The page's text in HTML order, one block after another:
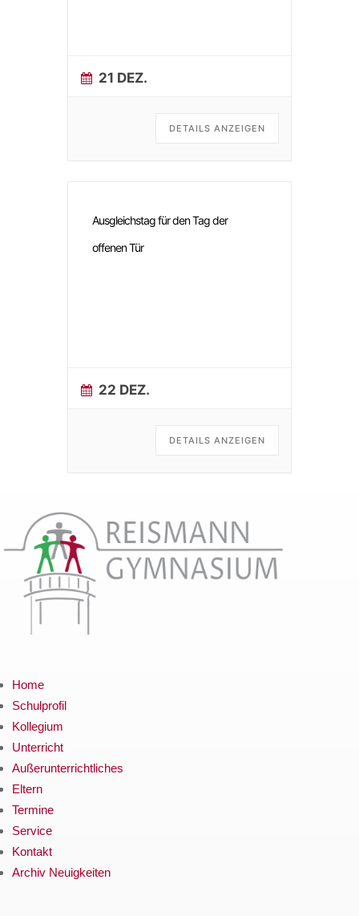
21 DEZ.
DETAILS ANZEIGEN
Ausgleichstag für den Tag der
offenen Tür
22 DEZ.
DETAILS ANZEIGEN
Home
Schulprofil
Kollegium
Unterricht
Außerunterrichtliches
Eltern
Termine
Service
Kontakt
Archiv Neuigkeiten